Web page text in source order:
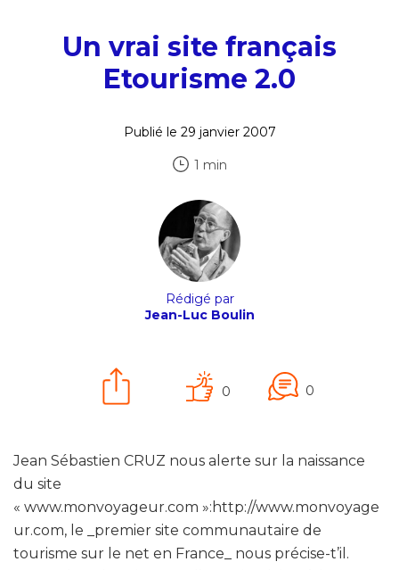
Un vrai site français
Etourisme 2.0
Publié le 29 janvier 2007
1 min
Rédigé par
Jean-Luc Boulin
0 0
Jean Sébastien CRUZ nous alerte sur la naissance
du site
« www.monvoyageur.com »:http://www.monvoyage
ur.com, le _premier site communautaire de
tourisme sur le net en France_ nous précise-t’il.